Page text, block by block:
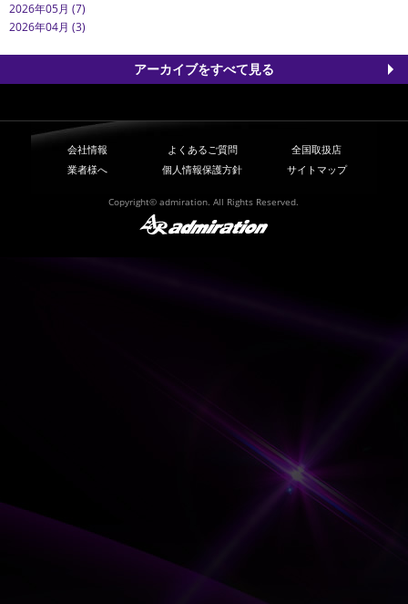
2026年05月 (7)
2026年04月 (3)
アーカイブをすべて見る
会社情報 よくあるご質問
全国取扱店
業者様へ
個人情報保護方針 サイトマップ
Copyright© admiration. All Rights Reserved.